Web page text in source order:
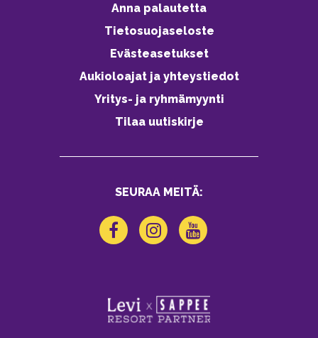
Anna palautetta
Tietosuojaseloste
Evästeasetukset
Aukioloajat ja yhteystiedot
Yritys- ja ryhmämyynti
Tilaa uutiskirje
SEURAA MEITÄ: